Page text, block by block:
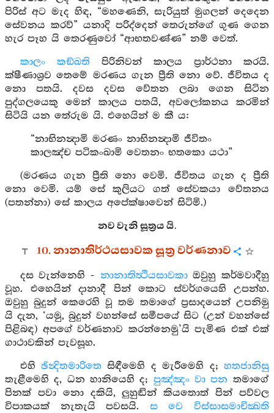
පිරිස් අට මැද හිඳ, “මහණෙනි, සැරියුත් මුගලන් දෙදෙන
සේවනය කරව්” යනාදි පරිද්දෙන් තෙරුන්ගේ ගුණ ගෙන
හැර පෑහ යි තෙරණුවෝ “ආභතවණ්ණ” නම් වෙත්.
කාලං කඞ්ඛති පිරිනිවන් කාලය ප්‍රාර්ථනා කරයි.
ක්ෂීණාශ්‍රව තෙමේ මරණය ගැන ප්‍රීති නො වේ. ජීවිතය ද
නො පතයි. දවස දවස වේතන ලබා ගෙන සිටින
පුද්ගලයෙකු මෙන් කාලය පතයි, අවලෝකනය කරමින්
සිටියි යන තේරුම යි. එහෙයින් ම කී ය:
“නාභිනන්‍දාමි මරණං නාභිනන්‍දාමි ජීවිතං
කාලඤ්ච පටිකංඛාමි වෙතනං භතකො යථා”
(මරණය ගැන ප්‍රීති නො වෙමි. ජීවිතය ගැන ද ප්‍රීති
නො වෙමි. යම් සේ කුලියට ගත් සේවකයා වේතනය
(පතන්නා) සේ කාලය අපේක්ෂාවෙන් සිටිමි.)
නව වැනි සූත්‍රය යි.
10. නානාතිර්ථයසාවක සූත්‍ර වර්ණනාව
දස වැන්නෙහි - නානාතිත්‍ථියසාවකාඔවුහු කර්මවාදීහු
වූහ. එහෙයින් දානාදී පින් කොට ස්වර්ගයෙහි උපන්හ.
ඔවුහු බුදුන් කෙරෙහි වූ තම තමාගේ ප්‍රසාදයෙන් උපනිමු
යි දැන, ‘යමු, බුදුන් වහන්සේ සමීපයේ සිට (උන් වහන්සේ
පිළිබඳ) අපගේ වර්ණනාව කරන්නෙමු’යි පැමිණ එක් එක්
ගාථාවකින් පැවසූහ.
එහිඡින්‍දිතමාරිතෙ සිඳීමෙහි ද මැරීමෙහි ද;හතජානිසු
තැළීමෙහි ද, ධන හානියෙහි ද; පුඤ්ඤං වා පන තමාගේ
පිනක් පවා නො දකියි, ලුහුඬින් කියතොත් පින් පව්වල
විපාකයක් නැතැයි පවසයි. ස වෙ විස්සාසමාචික්‍ඛති